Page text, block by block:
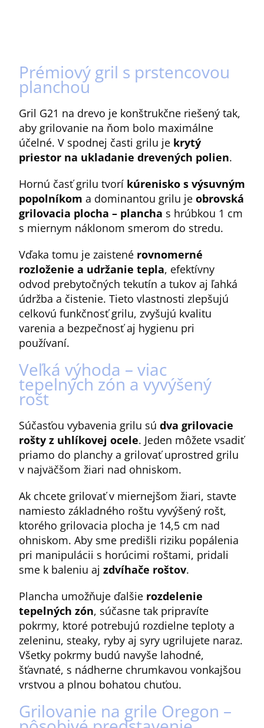
Prémiový gril s prstencovou
planchou
Gril G21 na drevo je konštrukčne riešený tak,
aby grilovanie na ňom bolo maximálne
účelné. V spodnej časti grilu je krytý
priestor na ukladanie drevených polien.
Hornú časť grilu tvorí kúrenisko s výsuvným
popolníkom a dominantou grilu je obrovská
grilovacia plocha – plancha s hrúbkou 1 cm
s miernym náklonom smerom do stredu.
Vďaka tomu je zaistené rovnomerné
rozloženie a udržanie tepla, efektívny
odvod prebytočných tekutín a tukov aj ľahká
údržba a čistenie. Tieto vlastnosti zlepšujú
celkovú funkčnosť grilu, zvyšujú kvalitu
varenia a bezpečnosť aj hygienu pri
používaní.
Veľká výhoda – viac
tepelných zón a vyvýšený
rošt
Súčasťou vybavenia grilu sú dva grilovacie
rošty z uhlíkovej ocele. Jeden môžete vsadiť
priamo do planchy a grilovať uprostred grilu
v najväčšom žiari nad ohniskom.
Ak chcete grilovať v miernejšom žiari, stavte
namiesto základného roštu vyvýšený rošt,
ktorého grilovacia plocha je 14,5 cm nad
ohniskom. Aby sme predišli riziku popálenia
pri manipulácii s horúcimi roštami, pridali
sme k baleniu aj zdvíhače roštov.
Plancha umožňuje ďalšie rozdelenie
tepelných zón, súčasne tak pripravíte
pokrmy, ktoré potrebujú rozdielne teploty a
zeleninu, steaky, ryby aj syry ugrilujete naraz.
Všetky pokrmy budú navyše lahodné,
šťavnaté, s nádherne chrumkavou vonkajšou
vrstvou a plnou bohatou chuťou.
Grilovanie na grile Oregon –